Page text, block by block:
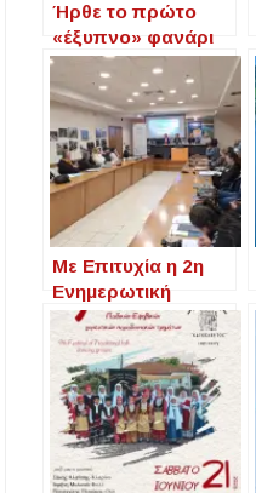
Ήρθε το πρώτο
«έξυπνο» φανάρι
στην Ελλάδα:
Γράφει κλήση αν
περάσουμε με
κόκκινο
Με Επιτυχία η 2η
Ενημερωτική
Συνάντηση στην
Ιερισσό για
Πνευματικά
Δικαιώματα &
Ψηφιακή Κάρτα
Εργασίας